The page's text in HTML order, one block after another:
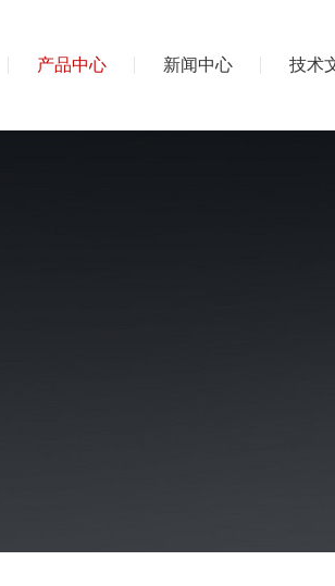
产品中心 新闻中心 技术